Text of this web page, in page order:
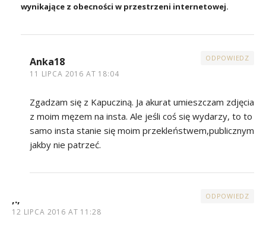
wynikające z obecności w przestrzeni internetowej.
Anka18
11 LIPCA 2016 AT 18:04
ODPOWIEDZ
Zgadzam się z Kapucziną. Ja akurat umieszczam zdjęcia
z moim męzem na insta. Ale jeśli coś się wydarzy, to to
samo insta stanie się moim przekleństwem,publicznym
jakby nie patrzeć.
,.,
12 LIPCA 2016 AT 11:28
ODPOWIEDZ